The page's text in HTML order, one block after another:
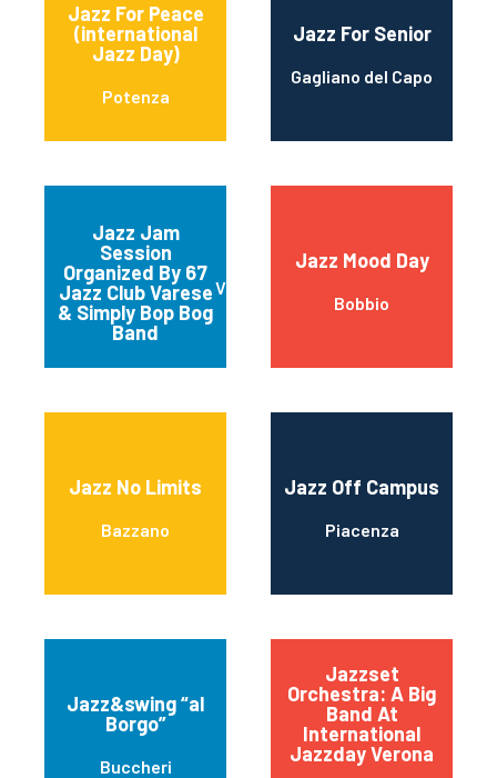
Jazz For Peace
(international
Jazz Day)
Potenza
Jazz For Senior
Gagliano del Capo
Jazz Jam
Session
Organized By 67
Jazz Club Varese
& Simply Bop Bog
Band
Varese
Jazz Mood Day
Bobbio
Jazz No Limits
Bazzano
Jazz Off Campus
Piacenza
Jazz&swing “al
Borgo”
Buccheri
Jazzset
Orchestra: A Big
Band At
International
Jazzday Verona